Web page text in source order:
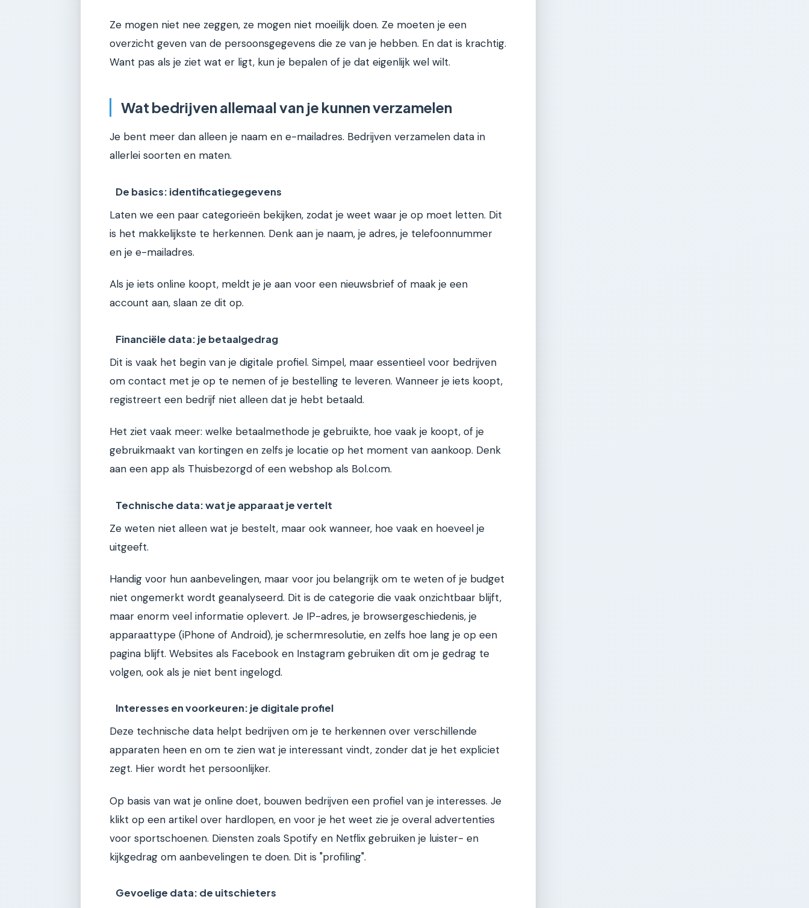
Ze mogen niet nee zeggen, ze mogen niet moeilijk doen. Ze moeten je een
overzicht geven van de persoonsgegevens die ze van je hebben. En dat is krachtig.
Want pas als je ziet wat er ligt, kun je bepalen of je dat eigenlijk wel wilt.
Wat bedrijven allemaal van je kunnen verzamelen
Je bent meer dan alleen je naam en e-mailadres. Bedrijven verzamelen data in
allerlei soorten en maten.
De basics: identificatiegegevens
Laten we een paar categorieën bekijken, zodat je weet waar je op moet letten. Dit
is het makkelijkste te herkennen. Denk aan je naam, je adres, je telefoonnummer
en je e-mailadres.
Als je iets online koopt, meldt je je aan voor een nieuwsbrief of maak je een
account aan, slaan ze dit op.
Financiële data: je betaalgedrag
Dit is vaak het begin van je digitale profiel. Simpel, maar essentieel voor bedrijven
om contact met je op te nemen of je bestelling te leveren. Wanneer je iets koopt,
registreert een bedrijf niet alleen dat je hebt betaald.
Het ziet vaak meer: welke betaalmethode je gebruikte, hoe vaak je koopt, of je
gebruikmaakt van kortingen en zelfs je locatie op het moment van aankoop. Denk
aan een app als Thuisbezorgd of een webshop als Bol.com.
Technische data: wat je apparaat je vertelt
Ze weten niet alleen wat je bestelt, maar ook wanneer, hoe vaak en hoeveel je
uitgeeft.
Handig voor hun aanbevelingen, maar voor jou belangrijk om te weten of je budget
niet ongemerkt wordt geanalyseerd. Dit is de categorie die vaak onzichtbaar blijft,
maar enorm veel informatie oplevert. Je IP-adres, je browsergeschiedenis, je
apparaattype (iPhone of Android), je schermresolutie, en zelfs hoe lang je op een
pagina blijft. Websites als Facebook en Instagram gebruiken dit om je gedrag te
volgen, ook als je niet bent ingelogd.
Interesses en voorkeuren: je digitale profiel
Deze technische data helpt bedrijven om je te herkennen over verschillende
apparaten heen en om te zien wat je interessant vindt, zonder dat je het expliciet
zegt. Hier wordt het persoonlijker.
Op basis van wat je online doet, bouwen bedrijven een profiel van je interesses. Je
klikt op een artikel over hardlopen, en voor je het weet zie je overal advertenties
voor sportschoenen. Diensten zoals Spotify en Netflix gebruiken je luister- en
kijkgedrag om aanbevelingen te doen. Dit is "profiling".
Gevoelige data: de uitschieters